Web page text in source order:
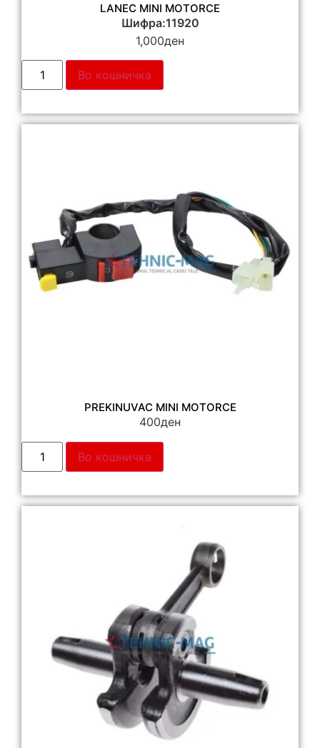
LANEC MINI MOTORCE
Шифра:11920
1,000ден
Во кошничка
PREKINUVAC MINI MOTORCE
400ден
Во кошничка